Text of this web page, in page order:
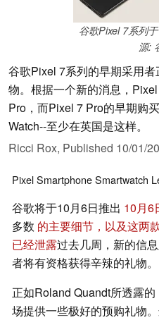
谷歌Pixel 7系列
源:
谷歌Pixel 7系列的早期采用
物。根据一个新的消息，
Pro，而Pixel 7 Pro的早期购
Watch--至少在英国是这样。
Ricci Rox, Published 10/01/
PixelSmartphoneSmartwatch
谷歌将于10月6日推出 10月6
多数 的主要细节，以及这两
已经泄露过去几周，新的信
者将有资格获得辛辣的礼物。
正如Roland Quandt所透露
场提供一些极好的预购礼物